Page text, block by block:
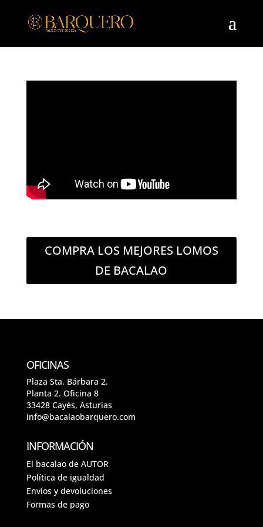
COMPRA LOS MEJORES LOMOS
DE BACALAO
OFICINAS
Plaza Sta. Bárbara 2.
Planta 2. Oficina 8
33428 Cayés, Asturias
info@bacalaobarquero.com
INFORMACIÓN
El bacalao de AUTOR
Política de igualdad
Envíos y devoluciones
Formas de pago